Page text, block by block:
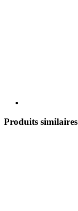
Produits similaires